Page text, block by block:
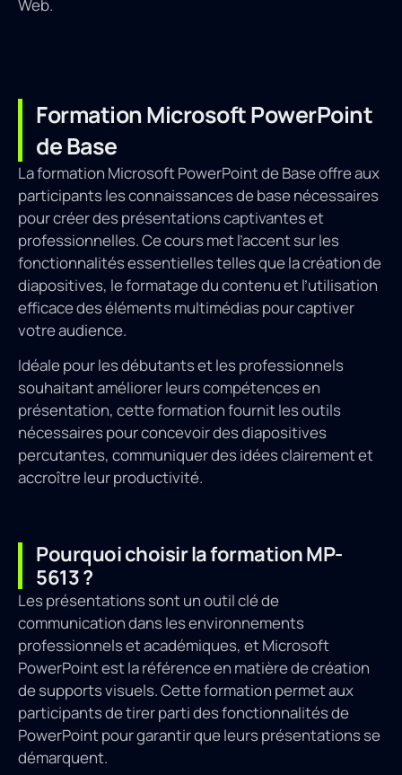
Web.
Formation Microsoft PowerPoint
de Base
La formation Microsoft PowerPoint de Base offre aux
participants les connaissances de base nécessaires
pour créer des présentations captivantes et
professionnelles. Ce cours met l’accent sur les
fonctionnalités essentielles telles que la création de
diapositives, le formatage du contenu et l’utilisation
efficace des éléments multimédias pour captiver
votre audience.
Idéale pour les débutants et les professionnels
souhaitant améliorer leurs compétences en
présentation, cette formation fournit les outils
nécessaires pour concevoir des diapositives
percutantes, communiquer des idées clairement et
accroître leur productivité.
Pourquoi choisir la formation MP-
5613 ?
Les présentations sont un outil clé de
communication dans les environnements
professionnels et académiques, et Microsoft
PowerPoint est la référence en matière de création
de supports visuels. Cette formation permet aux
participants de tirer parti des fonctionnalités de
PowerPoint pour garantir que leurs présentations se
démarquent.